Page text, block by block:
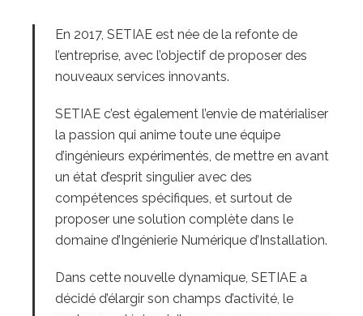
En 2017, SETIAE est née de la refonte de
l’entreprise, avec l’objectif de proposer des
nouveaux services innovants.
SETIAE c’est également l’envie de matérialiser
la passion qui anime toute une équipe
d’ingénieurs expérimentés, de mettre en avant
un état d’esprit singulier avec des
compétences spécifiques, et surtout de
proposer une solution complète dans le
domaine d’Ingénierie Numérique d’Installation.
Dans cette nouvelle dynamique, SETIAE a
décidé d’élargir son champs d’activité, le